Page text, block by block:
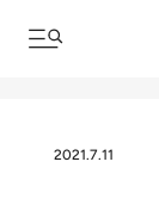
2021.7.11